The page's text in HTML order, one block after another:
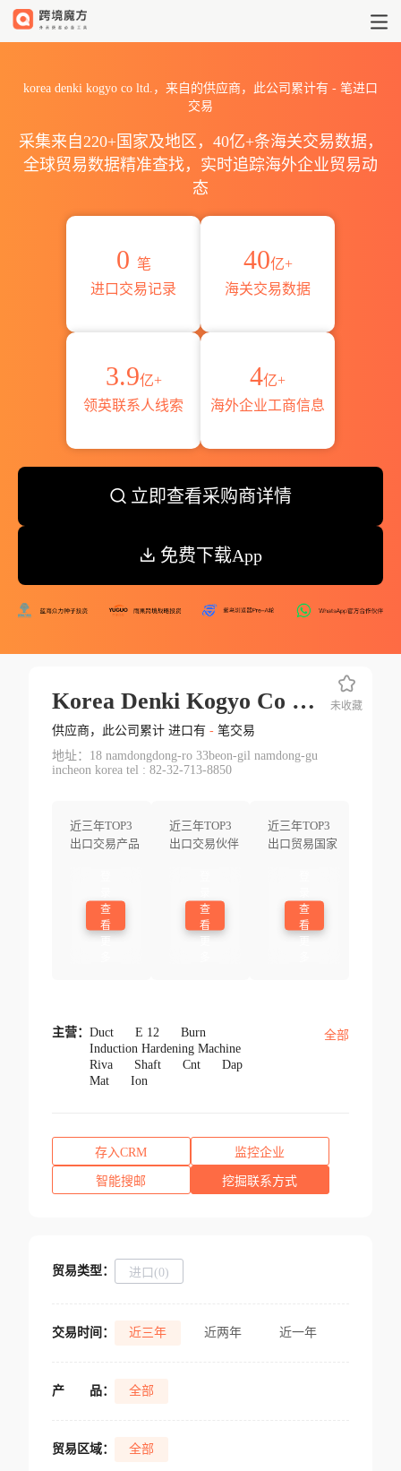
korea denki kogyo co ltd.，来自的供应商，此公司累计有 - 笔进口
交易
采集来自220+国家及地区，40亿+条海关交易数据，
全球贸易数据精准查找，实时追踪海外企业贸易动
态
0 笔
进口交易记录
40亿+
海关交易数据
3.9亿+
领英联系人线索
4亿+
海外企业工商信息
立即查看采购商详情
免费下载App
Korea Denki Kogyo Co Ltd.
供应商，此公司累计 进口有 -笔交易
地址：18 namdongdong-ro 33beon-gil namdong-gu
incheon korea tel : 82-32-713-8850
近三年TOP3
出口交易产品
查
看
近三年TOP3
出口交易伙伴
查
看
近三年TOP3
出口贸易国家
查
看
未收藏
主营： Duct E 12
Burn
Induction Hardening Machine
Riva
Shaft Cnt
Dap
Mat
Ion
全部
存入CRM 监控企业
智能搜邮 挖掘联系方式
贸易类型： 进口(0)
交易时间： 近三年 近两年 近一年
产 品： 全部
贸易区域： 全部